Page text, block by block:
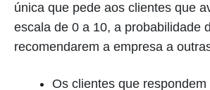
única que pede aos clientes que
escala de 0 a 10, a probabilidade
recomendarem a empresa a
Os clientes que